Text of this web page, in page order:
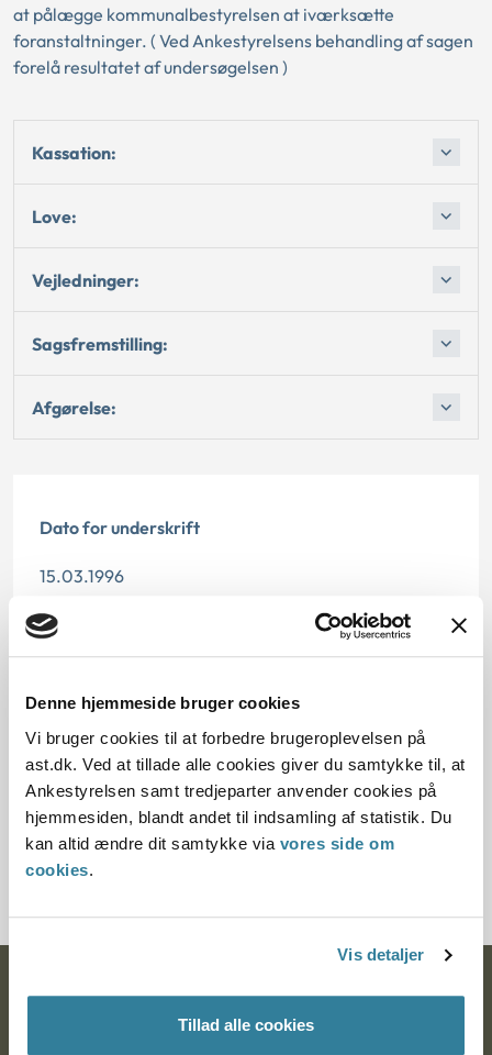
Denne hjemmeside bruger cookies
Vi bruger cookies til at forbedre brugeroplevelsen på
ast.dk. Ved at tillade alle cookies giver du samtykke til, at
Ankestyrelsen samt tredjeparter anvender cookies på
hjemmesiden, blandt andet til indsamling af statistik. Du
kan altid ændre dit samtykke via vores side om
cookies.
Vis detaljer
Tillad alle cookies
at pålægge kommunalbestyrelsen at iværksætte
foranstaltninger. ( Ved Ankestyrelsens behandling af sagen
forelå resultatet af undersøgelsen )
Kassation:
Love:
Vejledninger:
Sagsfremstilling:
Afgørelse:
Dato for underskrift
15.03.1996
Offentliggørelsesdato
§ 32d § 35
Journalnummer
40191-95
Ankestyrelsen